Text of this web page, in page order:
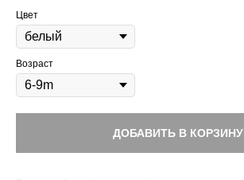
Цвет
Возраст
ДОБАВИТЬ В КОРЗИНУ